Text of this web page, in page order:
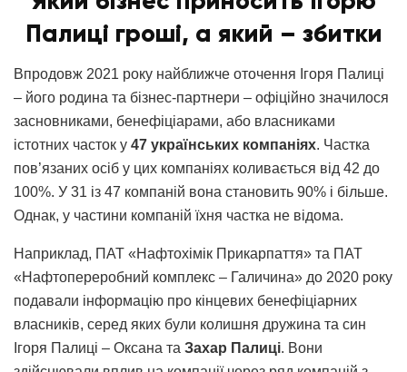
Палиці гроші, а який – збитки
Впродовж 2021 року найближче оточення Ігоря Палиці
– його родина та бізнес-партнери – офіційно значилося
засновниками, бенефіціарами, або власниками
істотних часток у 47 українських компаніях. Частка
пов’язаних осіб у цих компаніях коливається від 42 до
100%. У 31 із 47 компаній вона становить 90% і більше.
Однак, у частини компаній їхня частка не відома.
Наприклад, ПАТ «Нафтохімік Прикарпаття» та ПАТ
«Нафтопереробний комплекс – Галичина» до 2020 року
подавали інформацію про кінцевих бенефіціарних
власників, серед яких були колишня дружина та син
Ігоря Палиці – Оксана та Захар Палиці. Вони